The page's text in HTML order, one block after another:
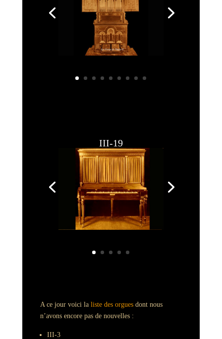
III-19
A ce jour voici la liste des orguesdont nous
n’avons encore pas de nouvelles :
III-3